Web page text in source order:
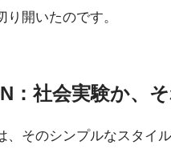
り開いたのです。
：社会実験か、
、そのシンプルなスタイ